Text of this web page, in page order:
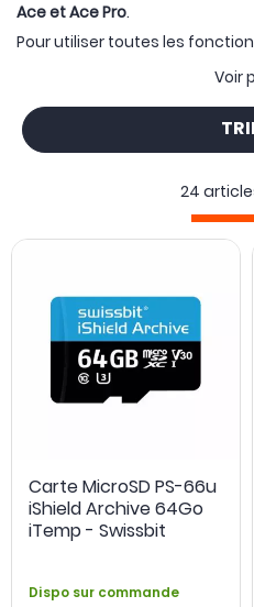
Ace et Ace Pro.
Pour utiliser toutes les
carte
nécessaire. studioSPORT a
regroupant les meilleures
Voir
24
Carte MicroSD PS-66u
iShield Archive 64Go
iTemp - Swissbit
Dispo sur commande